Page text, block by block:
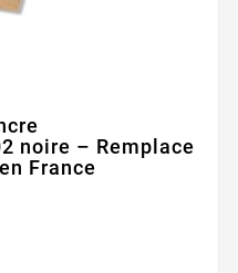
noire – Remplace
France